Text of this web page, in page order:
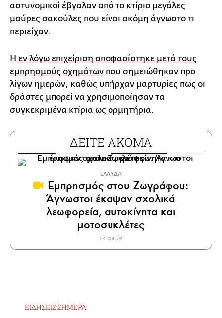
αστυνομικοί έβγαλαν από το κτίριο μεγάλες
μαύρες σακούλες που είναι ακόμη άγνωστο τι
περιείχαν.
Η εν λόγω επιχείριση αποφασίστηκε μετά τους
εμπρησμούς οχημάτων που σημειώθηκαν προ
λίγων ημερών, καθώς υπήρχαν μαρτυρίες πως οι
δράστες μπορεί να χρησιμοποίησαν τα
συγκεκριμένα κτίρια ως ορμητήρια.
ΔΕΙΤΕ ΑΚΟΜΑ
ΕΛΛΑΔΑ
Εμπρησμός στου Ζωγράφου:
Άγνωστοι έκαψαν σχολικά
λεωφορεία, αυτοκίνητα και
μοτοσυκλέτες
14.03.24
ΕΙΔΗΣΕΙΣ ΣΗΜΕΡΑ: